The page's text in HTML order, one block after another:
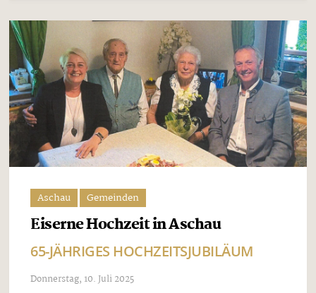
Aschau Gemeinden
Eiserne Hochzeit in Aschau
65-JÄHRIGES HOCHZEITSJUBILÄUM
Donnerstag, 10. Juli 2025